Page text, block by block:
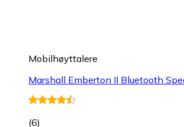
Mobilhøyttalere
Marshall Emberton II Bluetooth
(6)